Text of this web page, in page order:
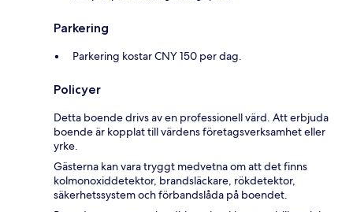
Parkering
Parkering kostar CNY 150 per dag.
Policyer
Detta boende drivs av en professionell värd. Att erbjuda
boende är kopplat till värdens företagsverksamhet eller
yrke.
Gästerna kan vara tryggt medvetna om att det finns
kolmonoxiddetektor, brandsläckare, rökdetektor,
säkerhetssystem och förbandslåda på boendet.